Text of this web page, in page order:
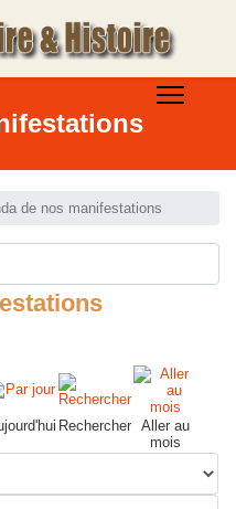
de nos manifestations
Rechercher Aller au
mois